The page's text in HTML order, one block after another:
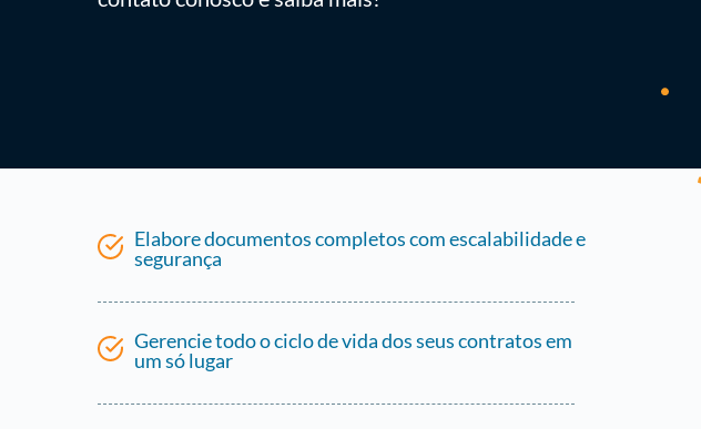
Elabore documentos completos com escalabilidade e
segurança
Gerencie todo o ciclo de vida dos seus contratos em
um só lugar